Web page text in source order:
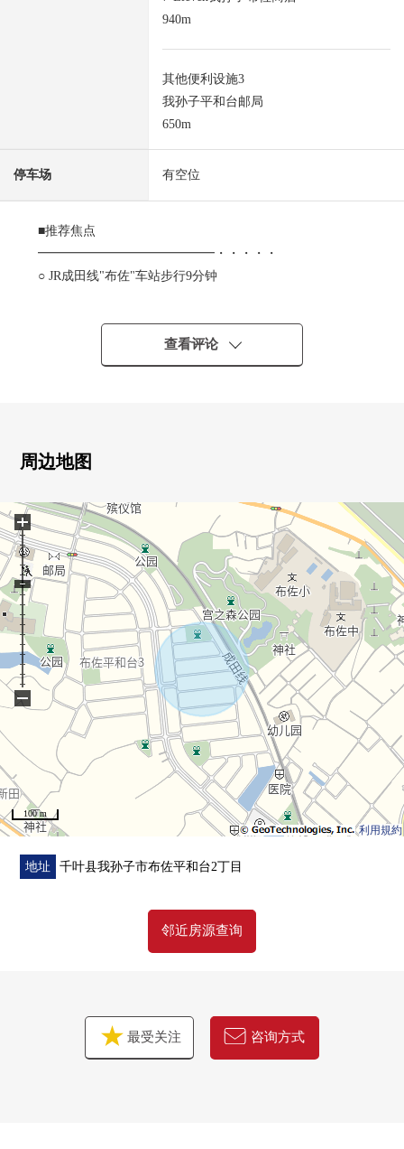
940m
其他便利设施3
我孙子平和台邮局
650m
停车场 有空位
■推荐焦点
━━━━━━━━━━━━━━・・・・・
○ JR成田线"布佐"车站步行9分钟
○ 面向西侧公路
○ 南侧有大的院子，阳光良好
○ GRAN KITCHEN naritaya布佐商店 约1130m
○ 7-Eleven我孙子布佐商店 约940m
○ fusa圣仁会诊所 约380m
○ 我孙子平和台邮局 约650m
○ 宫之森公园 约480m
查看评论
周边地图
利用規約
100 m
+
−
地址 千叶县我孙子市布佐平和台2丁目
邻近房源查询
最受关注 咨询方式